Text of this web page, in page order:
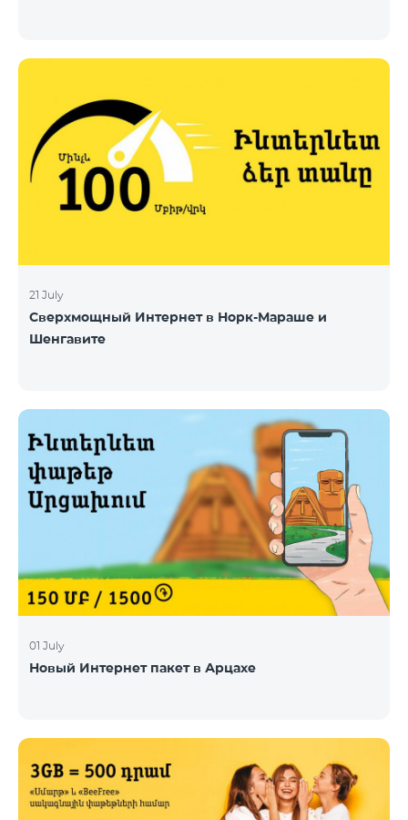
21 July
Сверхмощный Интернет в Норк-Мараше и
Шенгавите
01 July
Новый Интернет пакет в Арцахе